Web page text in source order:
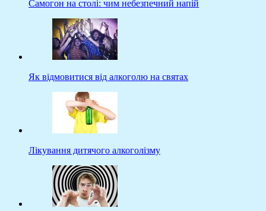
Самогон на столі: чим небезпечний напій
Як відмовитися від алкоголю на святах
Лікування дитячого алкоголізму